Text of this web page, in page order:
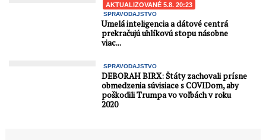
AKTUALIZOVANÉ 5.8. 20:23
SPRAVODAJSTVO
Umelá inteligencia a dátové centrá
prekračujú uhlíkovú stopu násobne
viac...
SPRAVODAJSTVO
DEBORAH BIRX: Štáty zachovali prísne
obmedzenia súvisiace s COVIDom, aby
poškodili Trumpa vo voľbách v roku
2020